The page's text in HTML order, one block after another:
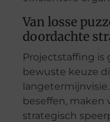
Van losse
doordachte
Projectstaffing is
bewuste keuze
beseffen, maken
strategisch